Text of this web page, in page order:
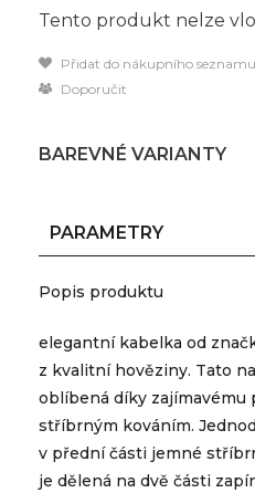
Tento produkt nelze
Přidat do nákupního
Doporučit
BAREVNÉ VARIANTY
PARAMETRY
Popis produktu
elegantní kabelka od
z kvalitní hověziny. Tato
oblíbená díky zajímavému
stříbrným kováním.
v přední části jemné
je dělená na dvě části